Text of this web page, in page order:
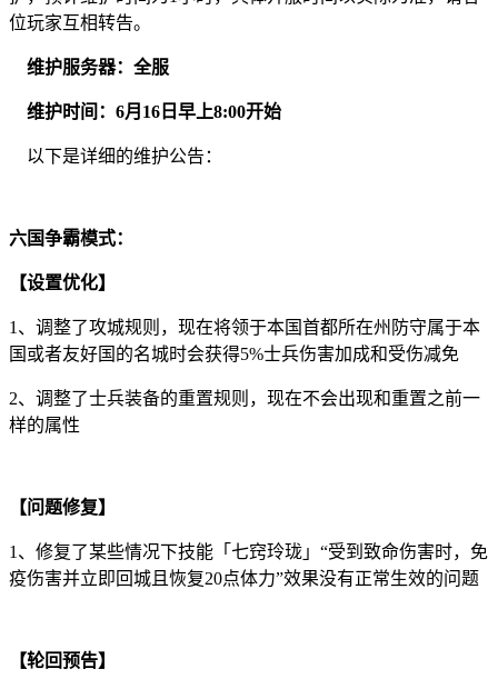
位玩家互相转告。
维护服务器：全服
维护时间：6月16日早上8:00开始
以下是详细的维护公告：
六国争霸模式：
【设置优化】
1、调整了攻城规则，现在将领于本国首都所在州防守属于本
国或者友好国的名城时会获得5%士兵伤害加成和受伤减免
2、调整了士兵装备的重置规则，现在不会出现和重置之前一
样的属性
【问题修复】
1、修复了某些情况下技能「七窍玲珑」“受到致命伤害时，免
疫伤害并立即回城且恢复20点体力”效果没有正常生效的问题
【轮回预告】